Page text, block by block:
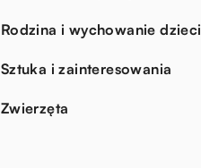
Rodzina i wychowanie dzieci
Sztuka i zainteresowania
Zwierzęta